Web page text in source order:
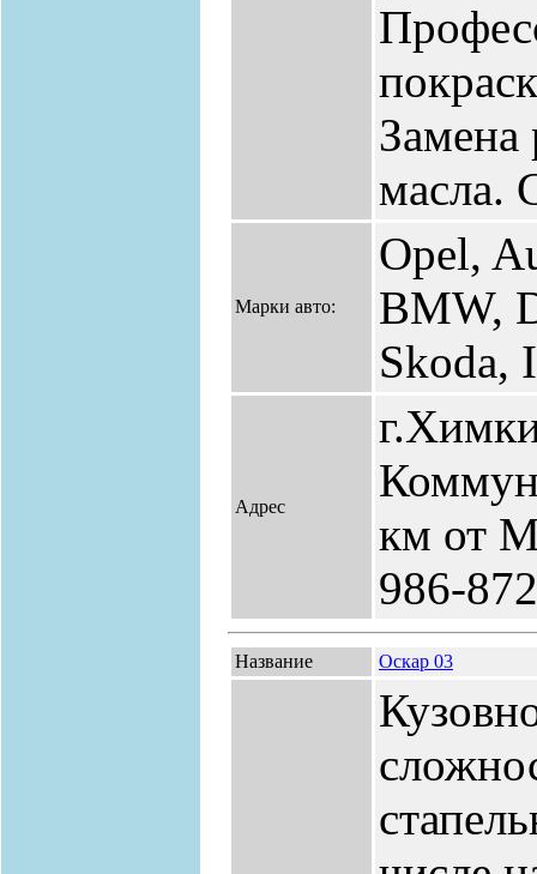
Замена
масла.
Марки авто:
Opel,
BMW,
Skoda,
Адрес
км от
986-
Название Оскар 03